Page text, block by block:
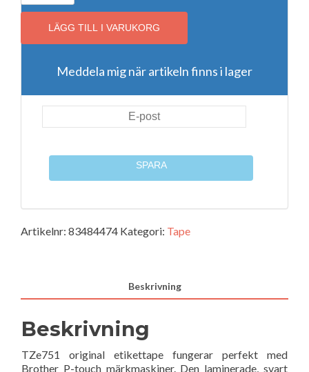
TZe
24mmx8m
mängd
LÄGG TILL I VARUKORG
Meddela mig när artikeln finns i lager
SPARA
Artikelnr: 83484474 Kategori: Tape
Beskrivning
Beskrivning
TZe751 original etikettape fungerar perfekt med
Brother P-touch märkmaskiner. Den laminerade, svart